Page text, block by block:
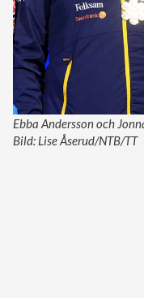
Ebba Andersson och
Bild: Lise Åserud/NTB/TT